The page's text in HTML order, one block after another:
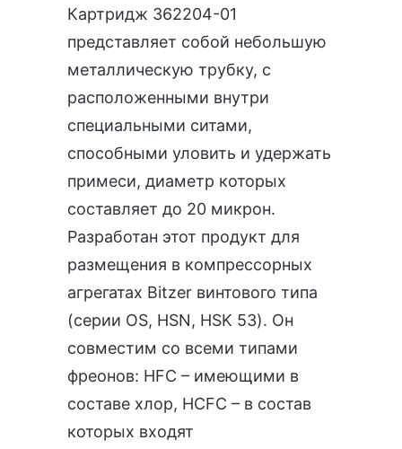
Картридж 362204-01
представляет собой небольшую
металлическую трубку, с
расположенными внутри
специальными ситами,
способными уловить и удержать
примеси, диаметр которых
составляет до 20 микрон.
Разработан этот продукт для
размещения в компрессорных
агрегатах Bitzer винтового типа
(серии ОS, HSN, НSK 53). Он
совместим со всеми типами
фреонов: HFC – имеющими в
составе хлор, HCFC – в состав
которых входят